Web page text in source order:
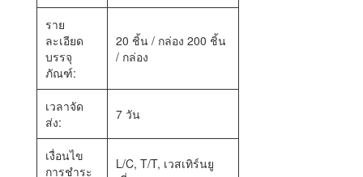
ราย
ละเอียด
บรรจุ
ภัณฑ์:
20 ชิ้น / กล่อง 200 ชิ้น
/ กล่อง
เวลาจัด
ส่ง:
7 วัน
เงื่อนไข
การชำระ
L/C, T/T, เวสเทิร์นยู